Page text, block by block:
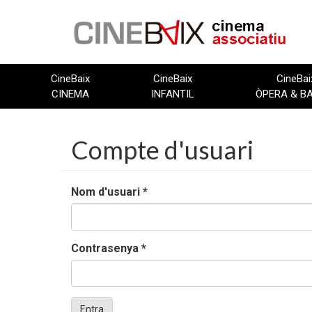
CineBaix
CINEMA
CineBaix
INFANTIL
ÒPERA &
Compte d'usuari
Nom d'usuari *
Contrasenya *
Entra